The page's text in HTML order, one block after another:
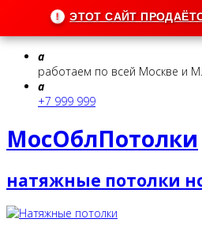
! ЭТОТ САЙТ
a
работаем по всей Москве и
a
+7 999 999
МосОблПотолки
натяжные потолки